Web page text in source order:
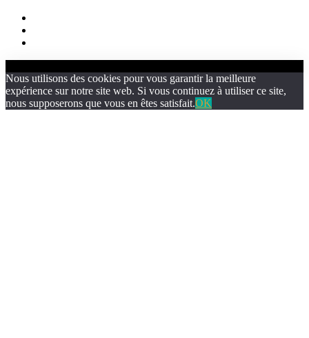
Nous utilisons des cookies pour vous garantir la meilleure
expérience sur notre site web. Si vous continuez à utiliser ce site,
nous supposerons que vous en êtes satisfait.OK